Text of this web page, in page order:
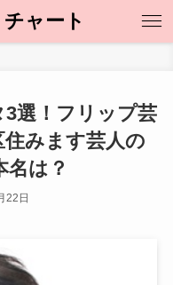
ャート
3選！フリップ芸
みます芸人の
名は？
22日